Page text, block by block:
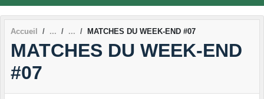
Accueil MATCHES DU WEEK-END #07
MATCHES DU WEEK-END
#07